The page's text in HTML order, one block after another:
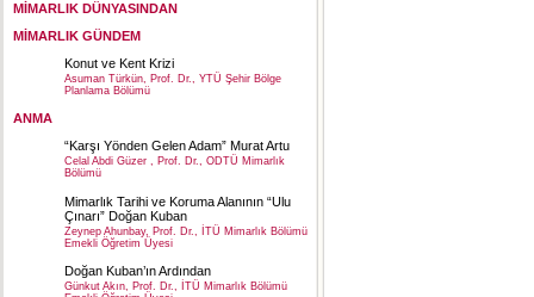
MİMARLIK DÜNYASINDAN
MİMARLIK GÜNDEM
Konut ve Kent Krizi
Asuman Türkün, Prof. Dr., YTÜ Şehir Bölge
Planlama Bölümü
ANMA
“Karşı Yönden Gelen Adam” Murat Artu
Celal Abdi Güzer , Prof. Dr., ODTÜ Mimarlık
Bölümü
Mimarlık Tarihi ve Koruma Alanının “Ulu
Çınarı” Doğan Kuban
Zeynep Ahunbay, Prof. Dr., İTÜ Mimarlık Bölümü
Emekli Öğretim Üyesi
Doğan Kuban’ın Ardından
Günkut Akın, Prof. Dr., İTÜ Mimarlık Bölümü